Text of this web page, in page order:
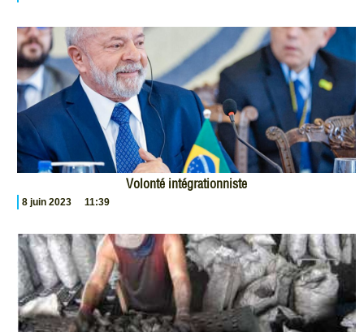
Volonté intégrationniste
8 juin 2023 11:39